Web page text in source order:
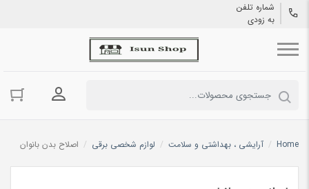
شماره تلفن
به زودی
ورود به
Home
/ آرایشی ، بهداشتی و سلامت / لوازم شخصی برقی / اصلاح بدن بانوان